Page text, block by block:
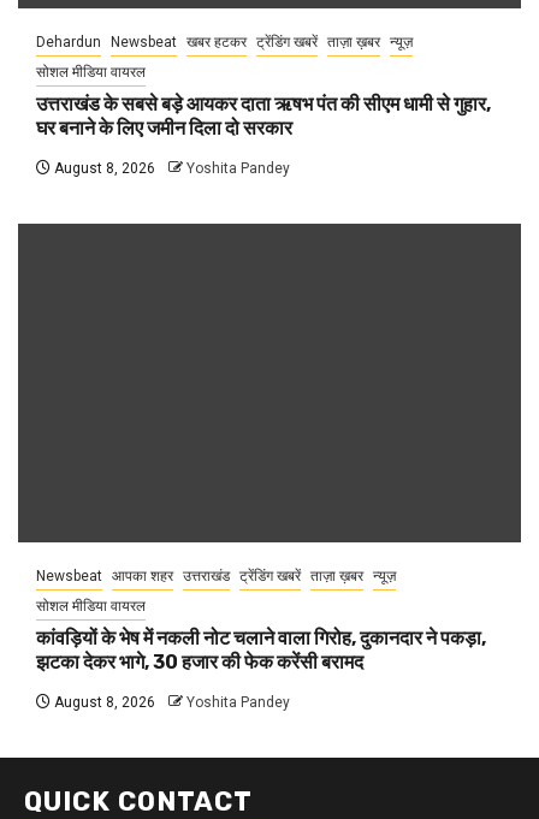
Dehardun Newsbeat खबर हटकर ट्रेंडिंग खबरें ताज़ा ख़बर न्यूज़
सोशल मीडिया वायरल
उत्तराखंड के सबसे बड़े आयकर दाता ऋषभ पंत की सीएम धामी से गुहार,
घर बनाने के लिए जमीन दिला दो सरकार
August 8, 2026 Yoshita Pandey
Newsbeat आपका शहर उत्तराखंड ट्रेंडिंग खबरें ताज़ा ख़बर न्यूज़
सोशल मीडिया वायरल
कांवड़ियों के भेष में नकली नोट चलाने वाला गिरोह, दुकानदार ने पकड़ा,
झटका देकर भागे, 30 हजार की फेक करेंसी बरामद
August 8, 2026 Yoshita Pandey
QUICK CONTACT